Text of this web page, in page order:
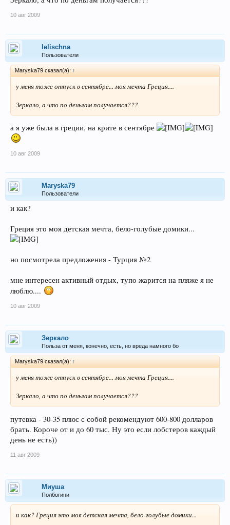
10 авг 2009
lelischna
Пользователи
Maryska79 сказал(а): ↑
у меня тоже отпуск в сентябре... моя мечта Греция....
Зеркало, а что по деньгам получается???
а я уже была в греции, на крите в сентябре
10 авг 2009
Maryska79
Пользователи
и как?
Греция это моя детская мечта, бело-голубые домики...
но посмотрела предложения - Турция №2
мне интересен активный отдых, тупо жарится на пляже я не
люблю....
10 авг 2009
Зеркало
Польза от меня, конечно, есть, но вреда намного бо
Maryska79 сказал(а): ↑
у меня тоже отпуск в сентябре... моя мечта Греция....
Зеркало, а что по деньгам получается???
путевка - 30-35 плюс с собой рекомендуют 600-800 долларов
брать. Короче от и до 60 тыс. Ну это если лобстеров каждый
день не есть))
11 авг 2009
Миуша
Полбогини
и как? Греция это моя детская мечта, бело-голубые домики...